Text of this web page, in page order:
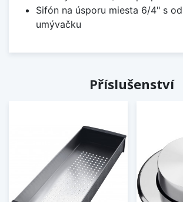
Sifón na úsporu miesta 6/4" s
umývačku
Příslušenství